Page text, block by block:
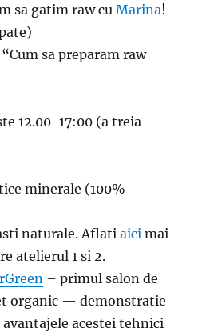
sa gatim raw cuMarina!
sa preparam raw
12.00-17:00 (a treia
minerale (100%
naturale. Aflatiaici mai
atelierul 1 si 2.
– primul salon de
organic — demonstratie
acestei tehnici